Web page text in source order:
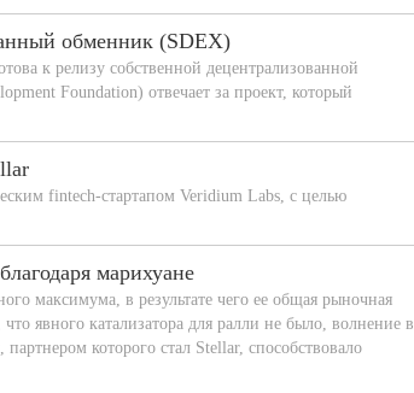
обменник (SDEX)
к релизу собственной децентрализованной
Foundation) отвечает за проект, который
fintech-стартапом Veridium Labs, с целью
марихуане
максимума, в результате чего ее общая рыночная
явного катализатора для ралли не было, волнение в
которого стал Stellar, способствовало